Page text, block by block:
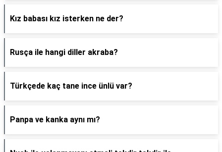
Kız babası kız isterken ne der?
Rusça ile hangi diller akraba?
Türkçede kaç tane ince ünlü var?
Panpa ve kanka aynı mı?